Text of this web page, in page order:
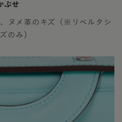
ぶせ
ヌメ革のキズ（※リベルタシ
のみ）